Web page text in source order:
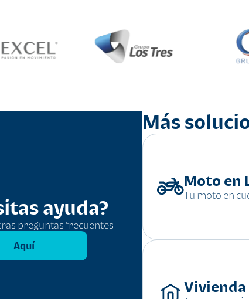
ayuda?
preguntas frecuentes
Aquí
Más
Moto en
Tu moto en
Vivienda